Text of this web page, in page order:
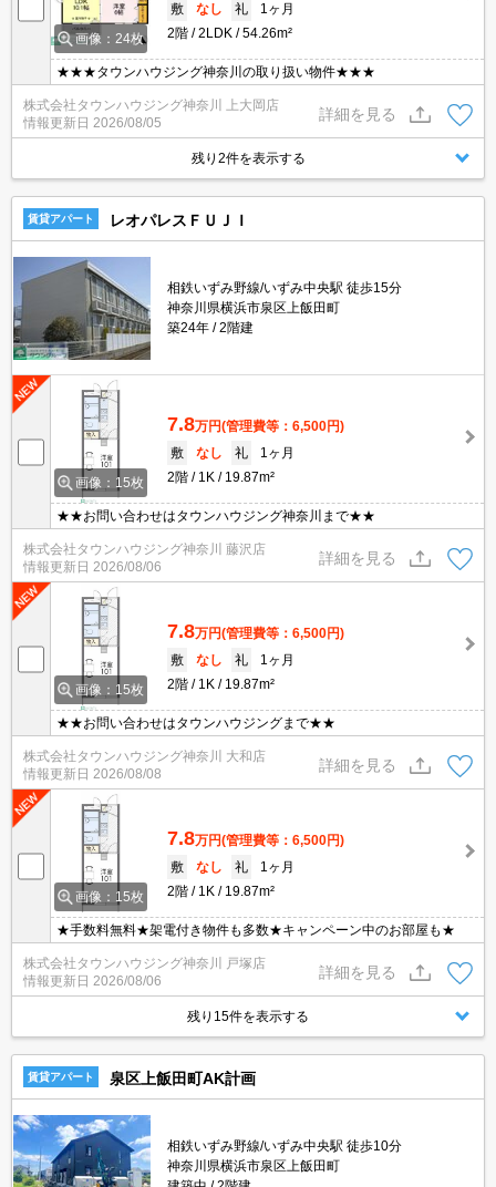
画像：24枚
敷
なし 礼
1ヶ月
2階
2LDK 54.26m²
★★★タウンハウジング神奈川の取り扱い物件★★★
株式会社タウンハウジング神奈川 上大岡店
情報更新日 2026/08/05
詳細を見る
残り2件を表示する
賃貸アパート レオパレスＦＵＪＩ
相鉄いずみ野線/いずみ中央駅 徒歩15分
神奈川県横浜市泉区上飯田町
築24年
2階建
画像：15枚
7.8万円(管理費等：6,500円)
敷
なし 礼
1ヶ月
2階
1K 19.87m²
★★お問い合わせはタウンハウジング神奈川まで★★
株式会社タウンハウジング神奈川 藤沢店
情報更新日 2026/08/06
詳細を見る
画像：15枚
7.8万円(管理費等：6,500円)
敷
なし 礼
1ヶ月
2階
1K 19.87m²
★★お問い合わせはタウンハウジングまで★★
株式会社タウンハウジング神奈川 大和店
情報更新日 2026/08/08
詳細を見る
画像：15枚
7.8万円(管理費等：6,500円)
敷
なし 礼
1ヶ月
2階
1K 19.87m²
★手数料無料★架電付き物件も多数★キャンペーン中のお部屋も★
株式会社タウンハウジング神奈川 戸塚店
情報更新日 2026/08/06
詳細を見る
残り15件を表示する
賃貸アパート 泉区上飯田町AK計画
相鉄いずみ野線/いずみ中央駅 徒歩10分
神奈川県横浜市泉区上飯田町